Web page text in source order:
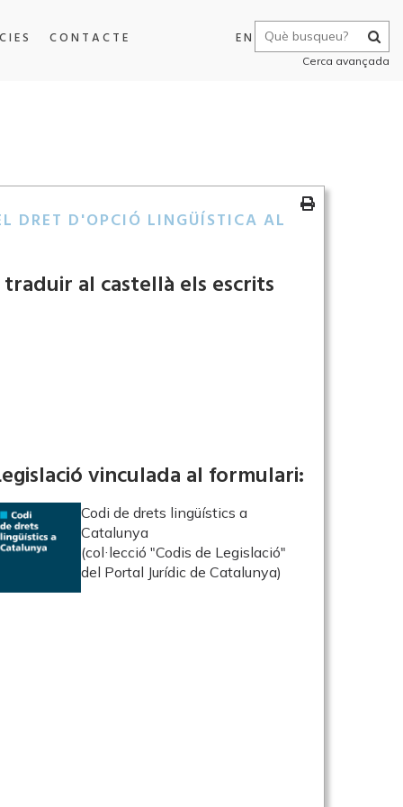
CONTACTE EN
Cerca avançada
DRET D'OPCIÓ LINGÜÍSTICA AL
al castellà els escrits
vinculada al formulari:
Codi de drets lingüístics a
Catalunya
(col·lecció "Codis de Legislació"
del Portal Jurídic de Catalunya)